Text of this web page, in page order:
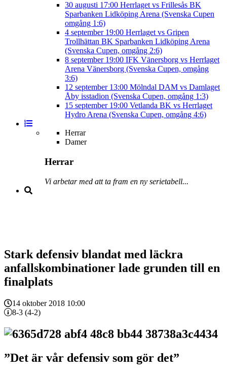
30 augusti 17:00 Herrlaget vs Frillesås BK
Sparbanken Lidköping Arena (Svenska Cupen
omgång 1:6)
4 september 19:00 Herrlaget vs Gripen
Trollhättan BK Sparbanken Lidköping Arena
(Svenska Cupen, omgång 2:6)
8 september 19:00 IFK Vänersborg vs Herrlaget
Arena Vänersborg (Svenska Cupen, omgång
3:6)
12 september 13:00 Mölndal DAM vs Damlaget
Åby isstadion (Svenska Cupen, omgång 1:3)
15 september 19:00 Vetlanda BK vs Herrlaget
Hydro Arena (Svenska Cupen, omgång 4:6)
Herrar
Damer
Herrar
Vi arbetar med att ta fram en ny serietabell...
Stark defensiv blandat med läckra
anfallskombinationer lade grunden till en
finalplats
14 oktober 2018 10:00
8-3 (4-2)
”Det är vår defensiv som gör det”